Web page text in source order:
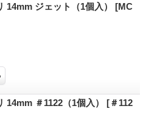
14mm ジェット（1個入） [MC
14mm ＃1122（1個入） [＃112